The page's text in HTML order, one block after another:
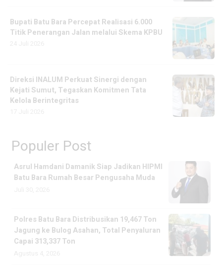
Bupati Batu Bara Percepat Realisasi 6.000
Titik Penerangan Jalan melalui Skema KPBU
Direksi INALUM Perkuat Sinergi dengan
Kejati Sumut, Tegaskan Komitmen Tata
Kelola Berintegritas
Populer Post
Asrul Hamdani Damanik Siap Jadikan HIPMI
Batu Bara Rumah Besar Pengusaha Muda
Polres Batu Bara Distribusikan 19,467 Ton
Jagung ke Bulog Asahan, Total Penyaluran
Capai 313,337 Ton